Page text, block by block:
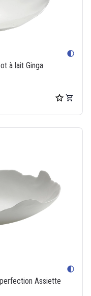
contrast
à lait Ginga
contrast
Assiette